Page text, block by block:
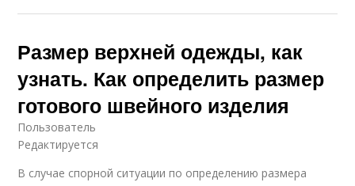
Размер верхней одежды, как
узнать. Как определить размер
готового швейного изделия
Пользователь
Редактируется
В случае спорной ситуации по определению размера